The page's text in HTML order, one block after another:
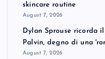
skincare routine
August 7, 2026
Dylan Sprouse ricorda
Palvin, degno di una
August 7, 2026